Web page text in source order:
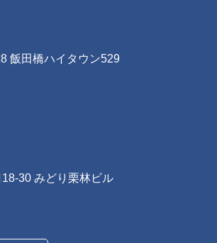
飯田橋ハイタウン529
30 みどり栗林ビル